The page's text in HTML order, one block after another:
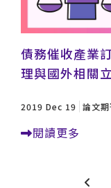
債務催收產業
理與國外相關
2019 Dec 19 論文
閱讀更多